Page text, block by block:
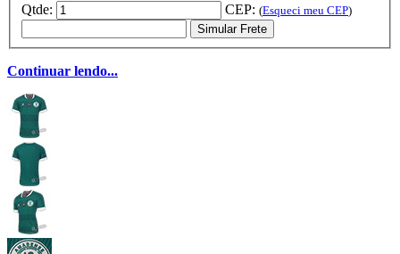
Qtde:
CEP: (Esqueci meu CEP)
Simular Frete
Continuar lendo...